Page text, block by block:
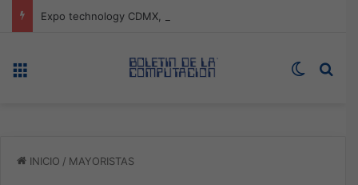
Switch
INICIO / MAYORISTAS